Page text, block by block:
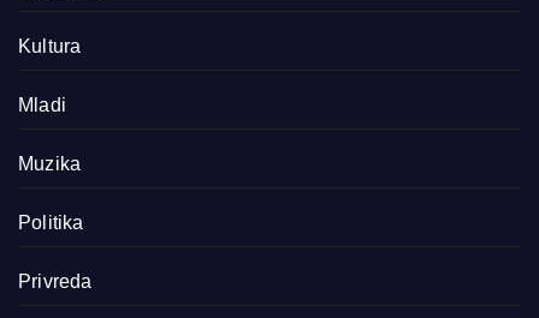
Kultura
Mladi
Muzika
Politika
Privreda